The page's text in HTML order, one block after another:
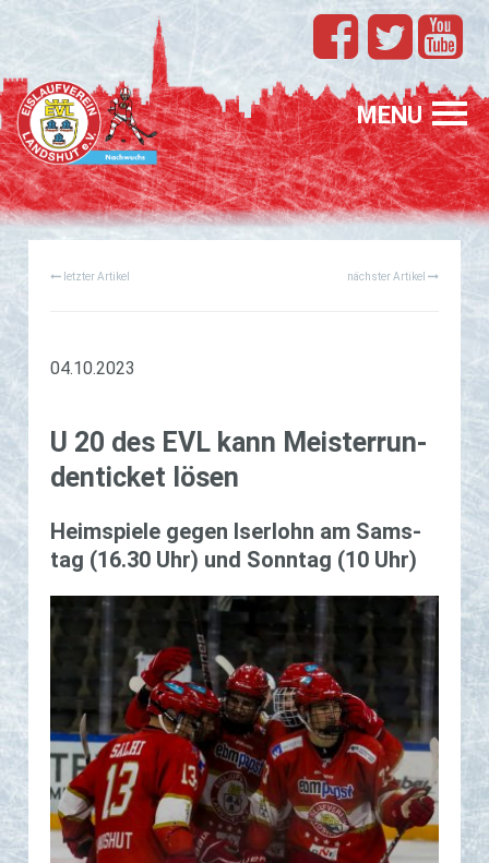
MENU
TEAMS
EVL
SPONSORING
FÖRDERUNG
PROFIS
GESUCHT
letzter Artikel nächster Artikel
04.10.2023
U 20 des EVL kann Meis­ter­run­
den­ti­cket lösen
Heim­spie­le gegen Iser­lohn am Sams­
tag (16.30 Uhr) und Sonn­tag (10 Uhr)